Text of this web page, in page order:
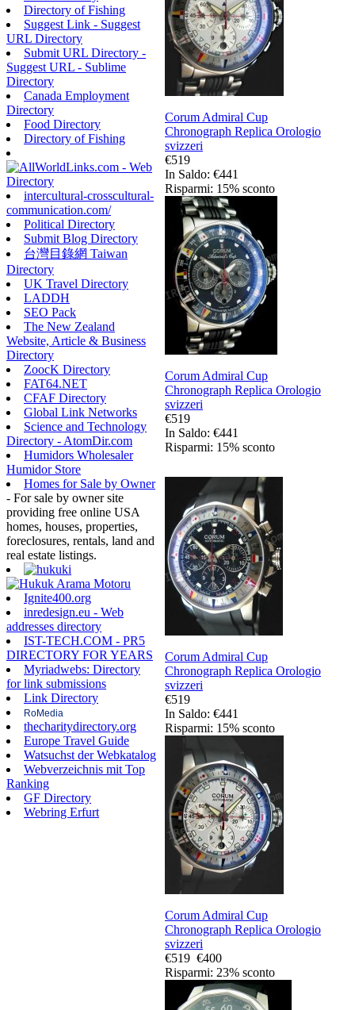
Directory of Fishing
Suggest Link - Suggest
URL Directory
Submit URL Directory -
Suggest URL - Sublime
Directory
Canada Employment
Directory
Food Directory
Directory of Fishing
intercultural-crosscultural-
communication.com/
Political Directory
Submit Blog Directory
台灣目錄網 Taiwan
Directory
UK Travel Directory
LADDH
SEO Pack
The New Zealand
Website, Article & Business
Directory
ZoocK Directory
FAT64.NET
CFAF Directory
Global Link Networks
Science and Technology
Directory - AtomDir.com
Humidors Wholesaler
Humidor Store
Homes for Sale by Owner
- For sale by owner site
providing free online USA
homes, houses, properties,
foreclosures, rentals, land and
real estate listings.
Ignite400.org
inredesign.eu - Web
addresses directory
IST-TECH.COM - PR5
DIRECTORY FOR YEARS
Myriadwebs: Directory
for link submissions
Link Directory
RoMedia
thecharitydirectory.org
Europe Travel Guide
Watsuchst der Webkatalog
Webverzeichnis mit Top
Ranking
GF Directory
Webring Erfurt
Corum Admiral Cup
Chronograph Replica Orologio
svizzeri
€519
In Saldo: €441
Risparmi: 15% sconto
Corum Admiral Cup
Chronograph Replica Orologio
svizzeri
€519
In Saldo: €441
Risparmi: 15% sconto
Corum Admiral Cup
Chronograph Replica Orologio
svizzeri
€519
In Saldo: €441
Risparmi: 15% sconto
Corum Admiral Cup
Chronograph Replica Orologio
svizzeri
€519 €400
Risparmi: 23% sconto